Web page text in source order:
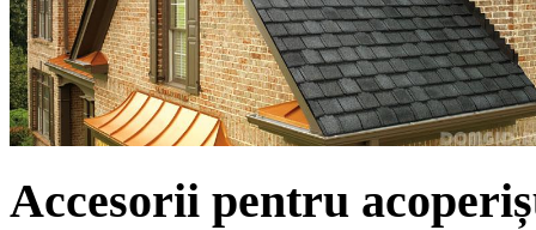
Accesorii pentru